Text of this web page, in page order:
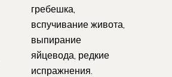
гребешка,
вспучивание живота,
выпирание
яйцевода, редкие
испражнения.